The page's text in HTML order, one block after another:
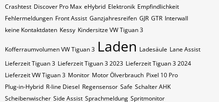
Crashtest Discover Pro Max eHybrid Elektronik Empfindlichkeit
Fehlermeldungen Front Assist Ganzjahresreifen GJR GTR Interwall
keine Kontaktdaten Kessy Kindersitze VW Tiguan 3
Kofferraumvolumen VW Tiguan 3 Laden Ladesäule Lane Assist
Lieferzeit Tiguan 3 Lieferzeit Tiguan 3 2023 Lieferzeit Tiguan 3 2024
Lieferzeit VW Tiguan 3 Monitor Motor Ölverbrauch Pixel 10 Pro
Plug-in-Hybrid R-line Diesel Regensensor Safe Schalter AHK
Scheibenwischer Side Assist Sprachmeldung Spritmonitor